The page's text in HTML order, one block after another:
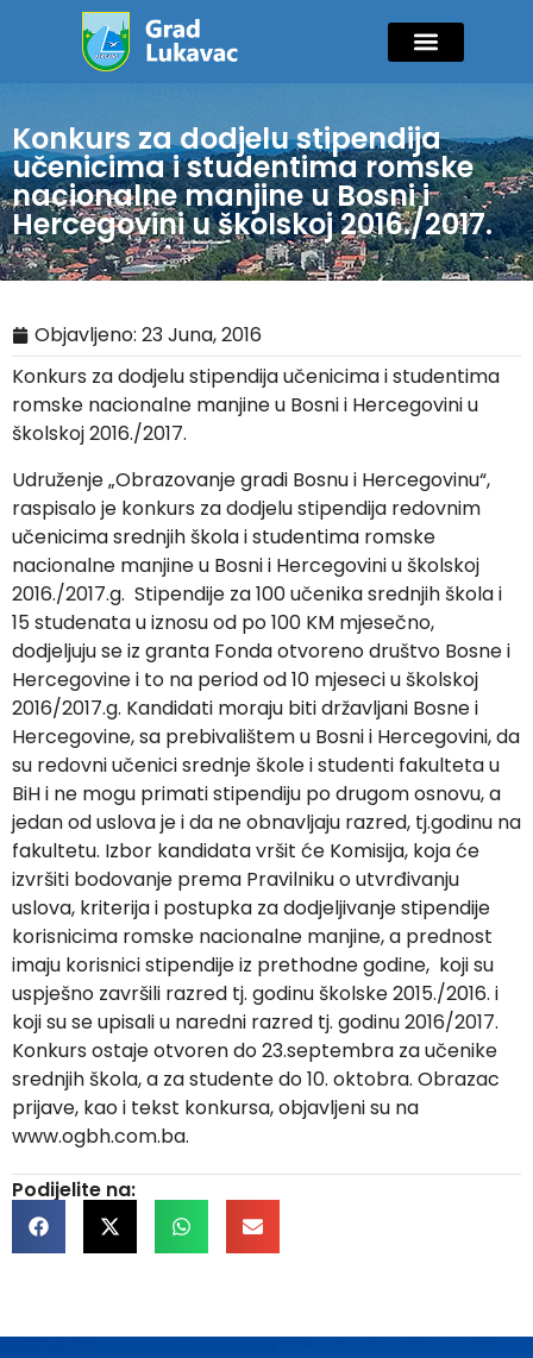
Konkurs za dodjelu stipendija
učenicima i studentima romske
nacionalne manjine u Bosni i
Hercegovini u školskoj 2016./2017.
Objavljeno: 23 Juna, 2016
Konkurs za dodjelu stipendija učenicima i studentima
romske nacionalne manjine u Bosni i Hercegovini u
školskoj 2016./2017.
Udruženje „Obrazovanje gradi Bosnu i Hercegovinu“,
raspisalo je konkurs za dodjelu stipendija redovnim
učenicima srednjih škola i studentima romske
nacionalne manjine u Bosni i Hercegovini u školskoj
2016./2017.g. Stipendije za 100 učenika srednjih škola i
15 studenata u iznosu od po 100 KM mjesečno,
dodjeljuju se iz granta Fonda otvoreno društvo Bosne i
Hercegovine i to na period od 10 mjeseci u školskoj
2016/2017.g. Kandidati moraju biti državljani Bosne i
Hercegovine, sa prebivalištem u Bosni i Hercegovini, da
su redovni učenici srednje škole i studenti fakulteta u
BiH i ne mogu primati stipendiju po drugom osnovu, a
jedan od uslova je i da ne obnavljaju razred, tj.godinu na
fakultetu. Izbor kandidata vršit će Komisija, koja će
izvršiti bodovanje prema Pravilniku o utvrđivanju
uslova, kriterija i postupka za dodjeljivanje stipendije
korisnicima romske nacionalne manjine, a prednost
imaju korisnici stipendije iz prethodne godine, koji su
uspješno završili razred tj. godinu školske 2015./2016. i
koji su se upisali u naredni razred tj. godinu 2016/2017.
Konkurs ostaje otvoren do 23.septembra za učenike
srednjih škola, a za studente do 10. oktobra. Obrazac
prijave, kao i tekst konkursa, objavljeni su na
www.ogbh.com.ba.
Podijelite na: